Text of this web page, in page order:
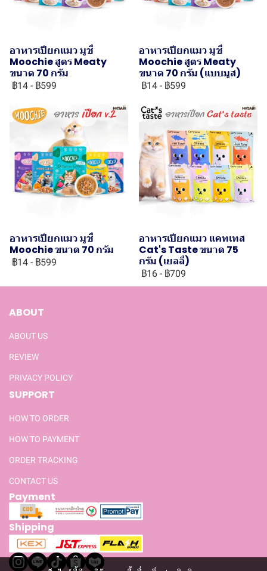
อาหารเปียกแมว มูชี่
Moochie สูตร Meaty
ขนาด 70 กรัม
฿14 - ฿599
อาหารเปียกแมว มูชี่
Moochie สูตร Meaty
ขนาด 70 กรัม (แบบมูส)
฿14 - ฿599
อาหารเปียกแมว มูชี่
Moochie ขนาด 70 กรัม
฿14 - ฿599
อาหารเปียกแมว แคทเทส
Cat's Taste ขนาด 75
กรัม (เยลลี่)
฿16 - ฿709
ABOUT
ABOUT US
REVIEW
PRIVACY POLICY
SUPPORT
HOW TO ORDER
HOW TO PAYMENT
ORDER TRACKING
CONTACT US
Payment
Shipping